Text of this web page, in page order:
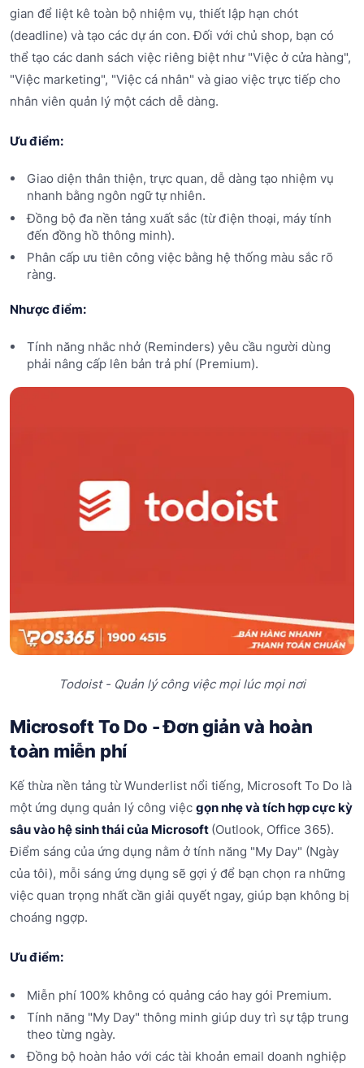
gian để liệt kê toàn bộ nhiệm vụ, thiết lập hạn chót
(deadline) và tạo các dự án con. Đối với chủ shop, bạn có
thể tạo các danh sách việc riêng biệt như "Việc ở cửa hàng",
"Việc marketing", "Việc cá nhân" và giao việc trực tiếp cho
nhân viên quản lý một cách dễ dàng.
Ưu điểm:
Giao diện thân thiện, trực quan, dễ dàng tạo nhiệm vụ
nhanh bằng ngôn ngữ tự nhiên.
Đồng bộ đa nền tảng xuất sắc (từ điện thoại, máy tính
đến đồng hồ thông minh).
Phân cấp ưu tiên công việc bằng hệ thống màu sắc rõ
ràng.
Nhược điểm:
Tính năng nhắc nhở (Reminders) yêu cầu người dùng
phải nâng cấp lên bản trả phí (Premium).
Todoist - Quản lý công việc mọi lúc mọi nơi
Microsoft To Do - Đơn giản và hoàn
toàn miễn phí
Kế thừa nền tảng từ Wunderlist nổi tiếng, Microsoft To Do là
một ứng dụng quản lý công việc gọn nhẹ và tích hợp cực kỳ
sâu vào hệ sinh thái của Microsoft (Outlook, Office 365).
Điểm sáng của ứng dụng nằm ở tính năng "My Day" (Ngày
của tôi), mỗi sáng ứng dụng sẽ gợi ý để bạn chọn ra những
việc quan trọng nhất cần giải quyết ngay, giúp bạn không bị
choáng ngợp.
Ưu điểm:
Miễn phí 100% không có quảng cáo hay gói Premium.
Tính năng "My Day" thông minh giúp duy trì sự tập trung
theo từng ngày.
Đồng bộ hoàn hảo với các tài khoản email doanh nghiệp